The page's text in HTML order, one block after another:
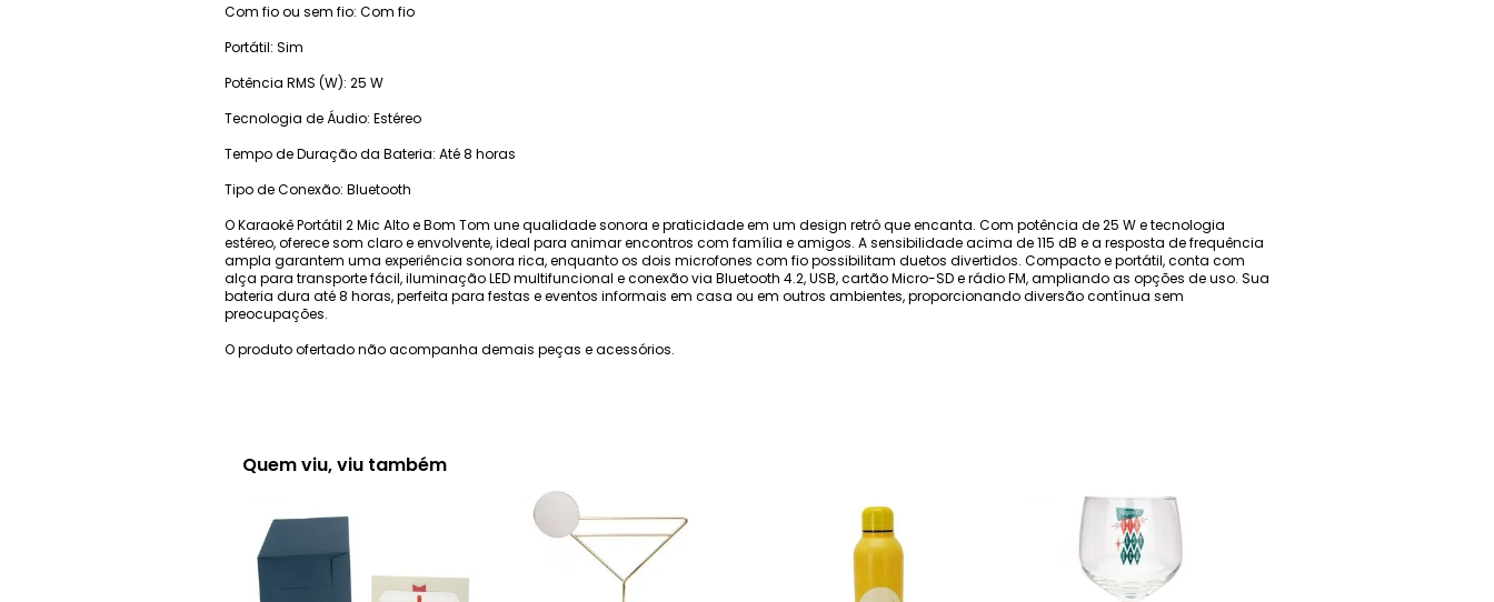
Com fio ou sem fio: Com fio
Portátil: Sim
Potência RMS (W): 25 W
Tecnologia de Áudio: Estéreo
Tempo de Duração da Bateria: Até 8 horas
Tipo de Conexão: Bluetooth
O Karaokê Portátil 2 Mic Alto e Bom Tom une qualidade sonora e praticidade em um design retrô que encanta. Com potência de 25 W e tecnologia
estéreo, oferece som claro e envolvente, ideal para animar encontros com família e amigos. A sensibilidade acima de 115 dB e a resposta de frequência
ampla garantem uma experiência sonora rica, enquanto os dois microfones com fio possibilitam duetos divertidos. Compacto e portátil, conta com
alça para transporte fácil, iluminação LED multifuncional e conexão via Bluetooth 4.2, USB, cartão Micro-SD e rádio FM, ampliando as opções de uso. Sua
bateria dura até 8 horas, perfeita para festas e eventos informais em casa ou em outros ambientes, proporcionando diversão contínua sem
preocupações.
O produto ofertado não acompanha demais peças e acessórios.
Quem viu, viu também